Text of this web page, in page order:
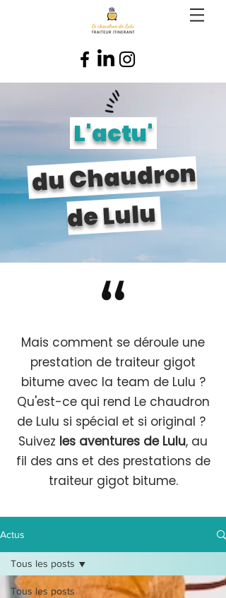
L'actu'
du Chaudron
de Lulu
Mais comment se déroule une
prestation de traiteur gigot
bitume avec la team de Lulu ?
Qu'est-ce qui rend Le chaudron
de Lulu si spécial et si original ?
Suivez les aventures de Lulu, au
fil des ans et des prestations de
traiteur gigot bitume.
Actus
Tous les posts
Tous les posts